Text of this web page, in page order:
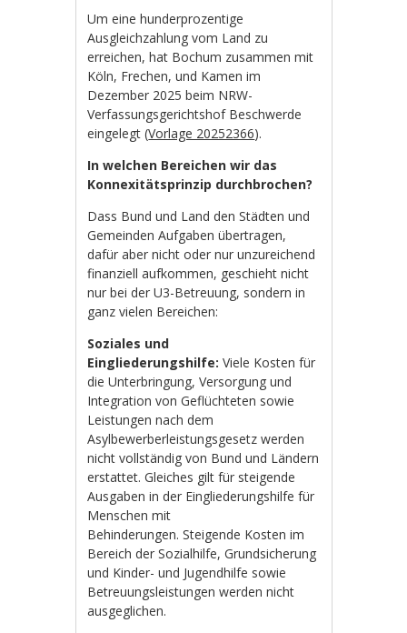
Um eine hunderprozentige
Ausgleichzahlung vom Land zu
erreichen, hat Bochum zusammen mit
Köln, Frechen, und Kamen im
Dezember 2025 beim NRW-
Verfassungsgerichtshof Beschwerde
eingelegt (Vorlage 20252366).
In welchen Bereichen wir das
Konnexitätsprinzip durchbrochen?
Dass Bund und Land den Städten und
Gemeinden Aufgaben übertragen,
dafür aber nicht oder nur unzureichend
finanziell aufkommen, geschieht nicht
nur bei der U3-Betreuung, sondern in
ganz vielen Bereichen:
Soziales und
Eingliederungshilfe: Viele Kosten für
die Unterbringung, Versorgung und
Integration von Geflüchteten sowie
Leistungen nach dem
Asylbewerberleistungsgesetz werden
nicht vollständig von Bund und Ländern
erstattet. Gleiches gilt für steigende
Ausgaben in der Eingliederungshilfe für
Menschen mit
Behinderungen. Steigende Kosten im
Bereich der Sozialhilfe, Grundsicherung
und Kinder- und Jugendhilfe sowie
Betreuungsleistungen werden nicht
ausgeglichen.